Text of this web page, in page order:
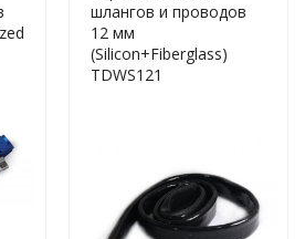
шлангов и проводов
12 мм
(Silicon+Fiberglass)
TDWS121